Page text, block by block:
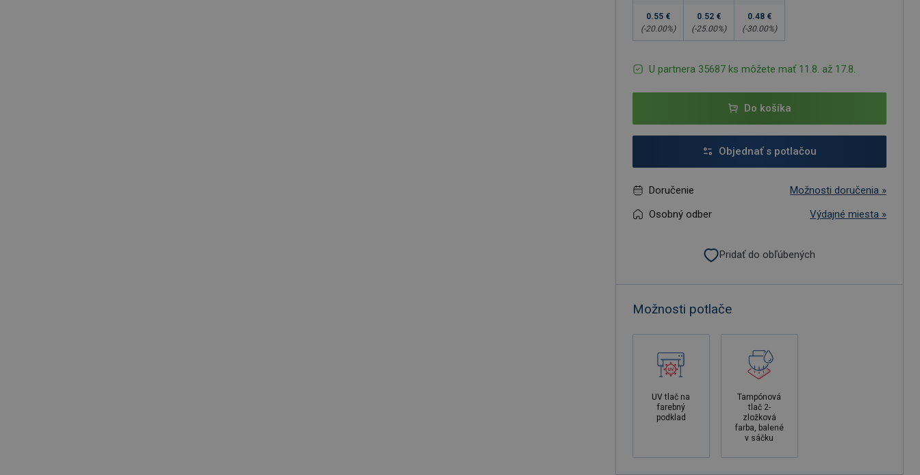
0.55 €
(-20.00%)
0.52 €
(-25.00%)
0.48 €
(-30.00%)
U partnera 35687 ks môžete mať 11.8. až 17.8.
Do košíka
Objednať s potlačou
Doručenie
Možnosti doručenia »
Osobný odber
Výdajné miesta »
Pridať do obľúbených
Možnosti potlače
UV tlač na
farebný
podklad
Tampónová
tlač 2-
zložková
farba, balené
v sáčku